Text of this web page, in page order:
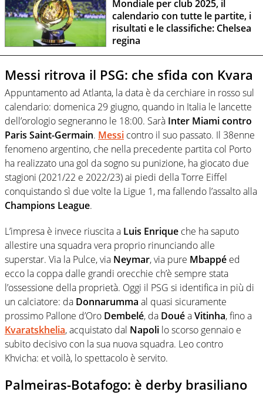
Mondiale per club 2025, il
calendario con tutte le partite, i
risultati e le classifiche: Chelsea
regina
Messi ritrova il PSG: che sfida con Kvara
Appuntamento ad Atlanta, la data è da cerchiare in rosso sul
calendario: domenica 29 giugno, quando in Italia le lancette
dell’orologio segneranno le 18:00. Sarà Inter Miami contro
Paris Saint-Germain. Messi contro il suo passato. Il 38enne
fenomeno argentino, che nella precedente partita col Porto
ha realizzato una gol da sogno su punizione, ha giocato due
stagioni (2021/22 e 2022/23) ai piedi della Torre Eiffel
conquistando sì due volte la Ligue 1, ma fallendo l’assalto alla
Champions League.
L’impresa è invece riuscita a Luis Enrique che ha saputo
allestire una squadra vera proprio rinunciando alle
superstar. Via la Pulce, via Neymar, via pure Mbappé ed
ecco la coppa dalle grandi orecchie ch’è sempre stata
l’ossessione della proprietà. Oggi il PSG si identifica in più di
un calciatore: da Donnarumma al quasi sicuramente
prossimo Pallone d’Oro Dembelé, da DouéaVitinha, fino a
Kvaratskhelia, acquistato dal Napoli lo scorso gennaio e
subito decisivo con la sua nuova squadra. Leo contro
Khvicha: et voilà, lo spettacolo è servito.
Palmeiras-Botafogo: è derby brasiliano